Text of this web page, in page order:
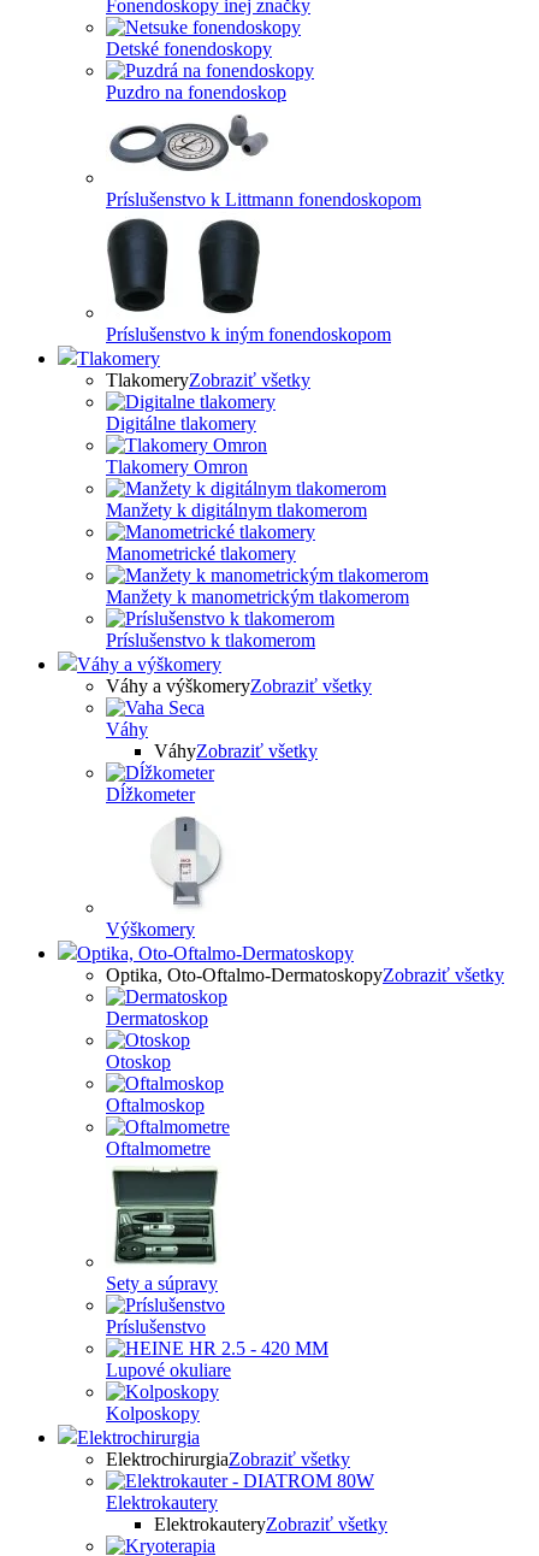
Fonendoskopy inej značky
Detské fonendoskopy
Puzdro na fonendoskop
Príslušenstvo k Littmann fonendoskopom
Príslušenstvo k iným fonendoskopom
Tlakomery
TlakomeryZobraziť všetky
Digitálne tlakomery
Tlakomery Omron
Manžety k digitálnym tlakomerom
Manometrické tlakomery
Manžety k manometrickým tlakomerom
Príslušenstvo k tlakomerom
Váhy a výškomery
Váhy a výškomeryZobraziť všetky
Váhy
VáhyZobraziť všetky
Dĺžkometer
Výškomery
Optika, Oto-Oftalmo-Dermatoskopy
Optika, Oto-Oftalmo-DermatoskopyZobraziť všetky
Dermatoskop
Otoskop
Oftalmoskop
Oftalmometre
Sety a súpravy
Príslušenstvo
Lupové okuliare
Kolposkopy
Elektrochirurgia
ElektrochirurgiaZobraziť všetky
Elektrokautery
ElektrokauteryZobraziť všetky